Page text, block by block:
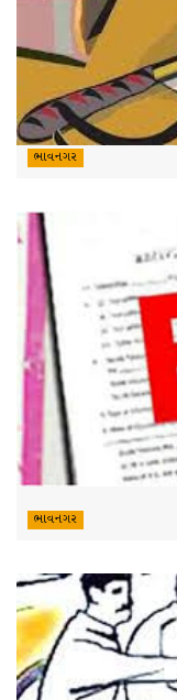
ભાવનગર
ભાવનગર